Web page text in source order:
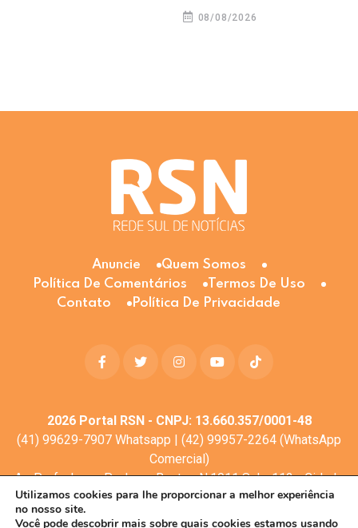
08/08/2026
Anuncie
Quem Somos
Política De Comentários
Termos De Uso
Contato
Política De Privacidade
2026Portal RSN - CNPJ: 13.660.357/0001-48
(41) 99629-7907 Whatsapp | (42) 99957-2264 (WhatsApp
Comercial)
Av. Profa. Laura Pacheco Bastos N:1011 Sala: 112 - Cidade
dos Lagos, Guarapuava - PR, 85053-525
© Todos os direitos reservados
Utilizamos cookies para lhe proporcionar a melhor experiência
no nosso site.
Você pode descobrir mais sobre quais cookies estamos usando